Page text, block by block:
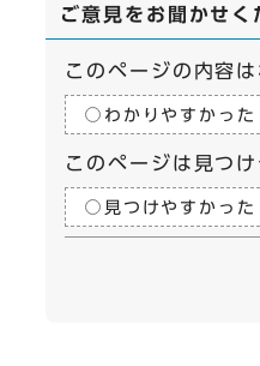
ご意見をお聞かせく
このページの内容
わかりやすかった
このページは見つ
見つけやすかった